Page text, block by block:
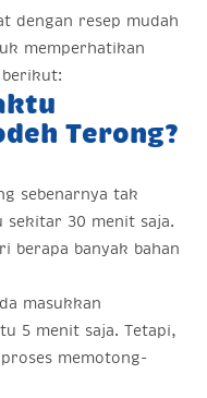
dengan resep mudah
memperhatikan
Terong?
sebenarnya tak
sekitar 30 menit saja.
berapa banyak bahan
masukkan
5 menit saja. Tetapi,
memotong-